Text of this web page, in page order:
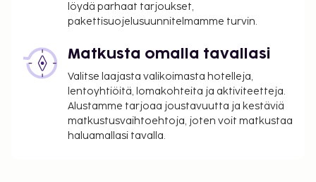
löydä parhaat tarjoukset,
pakettisuojelusuunnitelmamme turvin.
Matkusta omalla tavallasi
Valitse laajasta valikoimasta hotelleja,
lentoyhtiöitä, lomakohteita ja aktiviteetteja.
Alustamme tarjoaa joustavuutta ja kestäviä
matkustusvaihtoehtoja, joten voit matkustaa
haluamallasi tavalla.